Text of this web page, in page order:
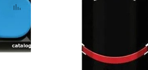
Гарантия 24 мес.